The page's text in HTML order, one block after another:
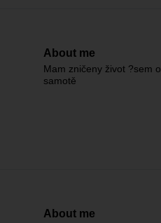
About me
Mam zničeny život ?sem o
samotě
About me